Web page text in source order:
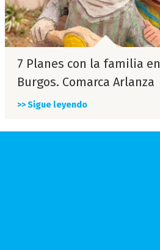
7 Planes con la familia en
Burgos. Comarca Arlanza
>> Sigue leyendo